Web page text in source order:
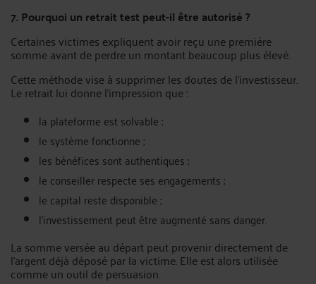
7. Pourquoi un retrait test peut-il être autorisé ?
Certaines victimes expliquent avoir reçu une première
somme avant de perdre un montant beaucoup plus élevé.
Cette méthode vise à supprimer les doutes de l’investisseur.
Le retrait lui donne l’impression que :
la plateforme est solvable ;
le système fonctionne ;
les bénéfices sont authentiques ;
le conseiller respecte ses engagements ;
le capital reste disponible ;
l’investissement peut être augmenté sans danger.
La somme versée au départ peut provenir directement de
l’argent déjà déposé par la victime. Elle est alors utilisée
comme un outil de persuasion.